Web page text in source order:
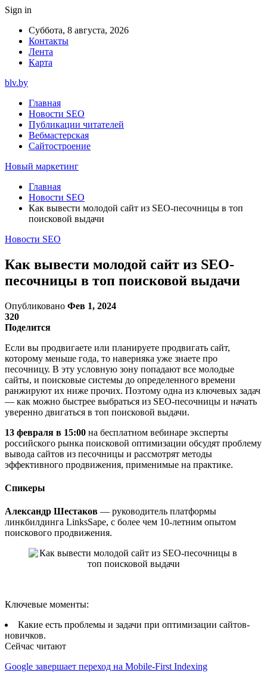
Sign in
Суббота, 8 августа, 2026
Контакты
Лента
Карта
blv.by
Главная
Новости SEO
Публикации читателей
Вебмастерская
Сайтостроение
Новый маркетинг
Главная
Новости SEO
Как вывести молодой сайт из SEO-песочницы в топ
поисковой выдачи
Новости SEO
Как вывести молодой сайт из SEO-
песочницы в топ поисковой выдачи
Опубликовано Фев 1, 2024
320
Поделится
Если вы продвигаете или планируете продвигать сайт,
которому меньше года, то наверняка уже знаете про
песочницу. В эту условную зону попадают все молодые
сайты, и поисковые системы до определенного времени
ранжируют их ниже прочих. Поэтому одна из ключевых задач
— как можно быстрее выбраться из SEO-песочницы и начать
уверенно двигаться в топ поисковой выдачи.
13 февраля в 15:00 на бесплатном вебинаре эксперты
российского рынка поисковой оптимизации обсудят проблему
вывода сайтов из песочницы и рассмотрят методы
эффективного продвижения, применимые на практике.
Спикеры
Александр Шестаков — руководитель платформы
линкбилдинга LinksSape, с более чем 10-летним опытом
поискового продвижения.
Ключевые моменты:
Какие есть проблемы и задачи при оптимизации сайтов-
новичков.
Сейчас читают
Google завершает переход на Mobile-First Indexing